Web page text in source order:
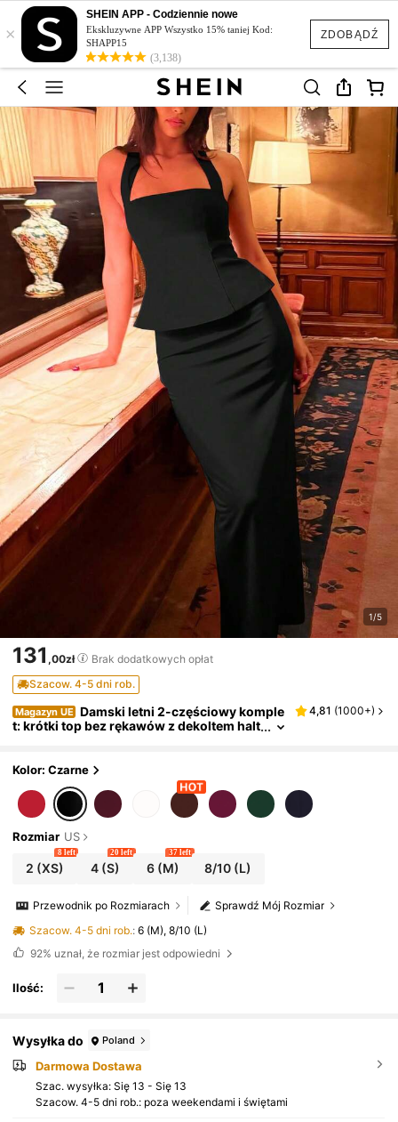
ZDOBĄDŹ
×
SHEIN APP - Codziennie nowe
Ekskluzywne APP Wszystko 15% taniej Kod:
SHAPP15
(3,138)
1/5
131 ,00zł
Brak dodatkowych opłat
Szacow. 4-5 dni rob.
Magazyn UE Damski letni 2-częściowy komple
t: krótki top bez rękawów z dekoltem halt
ęcie, bankiet i ślub, czarny, jesienny
4,81 (1000+)
Kolor: Czarne
Rozmiar US
2 (XS)
8 left
4(S)
20 left
6(M)
37 left
8/10 (L)
Sprawdź Mój Rozmiar
Przewodnik po Rozmiarach
Szacow. 4-5 dni rob.:6 (M), 8/10 (L)
92% uznał, że rozmiar jest odpowiedni
Ilość:
Wysyłka do Poland
Darmowa Dostawa
Szac. wysyłka: Się 13 - Się 13
Szacow. 4-5 dni rob.: poza weekendami i świętami